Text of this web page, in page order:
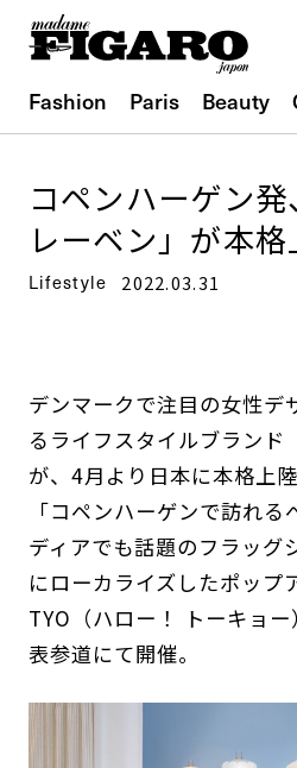
Fashion Paris Beauty
コペンハーゲン
レーベン」が本格
Lifestyle 2022.03.31
デンマークで注目の女性デ
るライフスタイルブランド
が、4月より日本に本格上
「コペンハーゲンで訪れ
ディアでも話題のフラッグ
にローカライズしたポッ
TYO（ハロー！ トーキョ
表参道にて開催。